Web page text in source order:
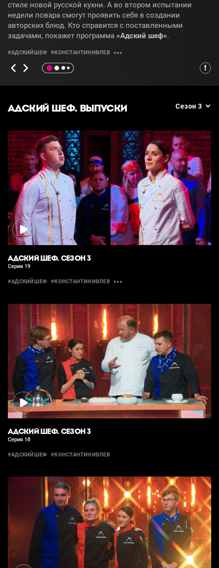
стиле новой русской кухни. А во втором испытании
недели повара смогут проявить себя в создании
авторских блюд. Кто справится с поставленными
задачами, покажет программа «Адский шеф».
#АДСКИЙШЕФ #КОНСТАНТИНИВЛЕВ
АДСКИЙ ШЕФ. ВЫПУСКИ Сезон 3
АДСКИЙ ШЕФ. СЕЗОН 3
Серия 19
#АДСКИЙШЕФ #КОНСТАНТИНИВЛЕВ
АДСКИЙ ШЕФ. СЕЗОН 3
Серия 18
#АДСКИЙШЕФ #КОНСТАНТИНИВЛЕВ